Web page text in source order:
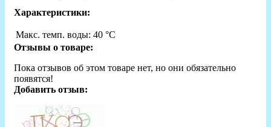
Характеристики:
Макс. темп. воды: 40 °С
Отзывы о товаре:
Пока отзывов об этом товаре нет, но они обязательно
появятся!
Добавить отзыв: